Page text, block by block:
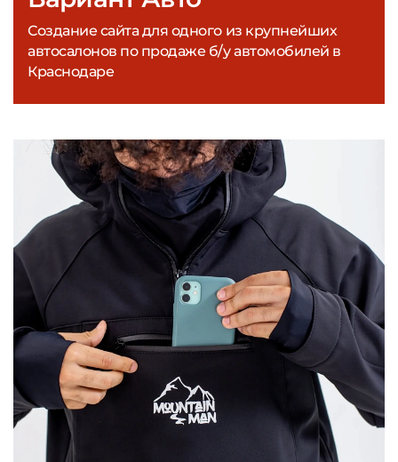
Создание сайта для одного из крупнейших
автосалонов по продаже б/у автомобилей в
Краснодаре